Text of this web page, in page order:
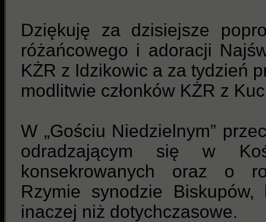
Dziękuję za dzisiejsze
różańcowego i adoracji
KŻR z Idzikowic a za tydzień
modlitwie członków KŻR z
W „Gościu Niedzielnym”
odradzającym się w
konsekrowanych oraz o
Rzymie synodzie Biskupów,
inaczej niż dotychczasowe.